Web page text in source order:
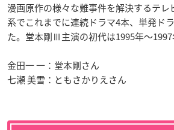
漫画原作の様々な難事件を解決するテレ
系でこれまでに連続ドラマ4本、単発ド
た。堂本剛Ⅲ主演の初代は1995年〜1997
金田一 一：堂本剛さん
七瀬 美雪：ともさかりえさん